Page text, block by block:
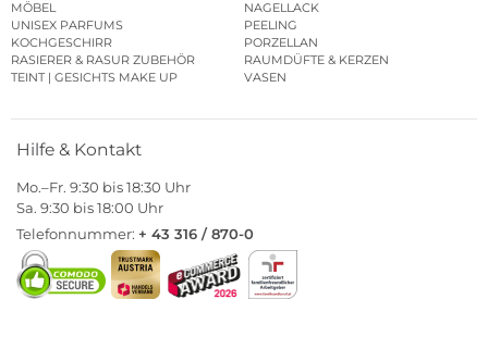
MÖBEL
NAGELLACK
UNISEX PARFUMS
PEELING
KOCHGESCHIRR
PORZELLAN
RASIERER & RASUR ZUBEHÖR
RAUMDÜFTE & KERZEN
TEINT | GESICHTS MAKE UP
VASEN
Hilfe & Kontakt
Mo.–Fr. 9:30 bis 18:30 Uhr
Sa. 9:30 bis 18:00 Uhr
Telefonnummer: + 43 316 / 870-0